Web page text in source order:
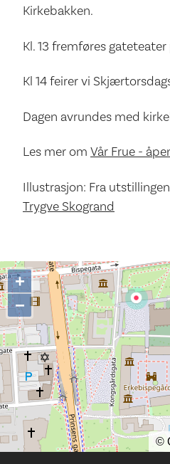
Kirkebakken.
Kl. 13 fremføres
Kl 14 feirer vi
Dagen avrundes med
Les mer om Vår Frue -
Illustrasjon: Fra utstillingen
Trygve Skogrand
+
−
©